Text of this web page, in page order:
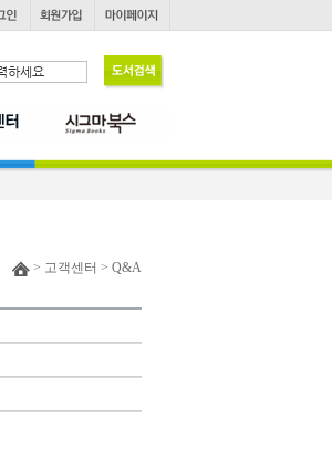
> 고객센터 > Q&A